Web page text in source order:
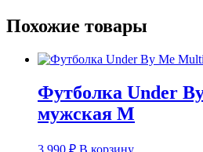
Похожие товары
Футболка Under
мужская M
3 990 ₽ В корзину